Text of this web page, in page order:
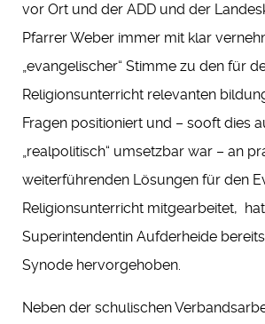
vor Ort und der ADD und der
Pfarrer Weber immer mit klar
„evangelischer“ Stimme zu den für
Religionsunterricht relevanten
Fragen positioniert und – sooft dies
„realpolitisch“ umsetzbar war – an
weiterführenden Lösungen für den
Religionsunterricht mitgearbeitet,
Superintendentin Aufderheide
Synode hervorgehoben.
Neben der schulischen